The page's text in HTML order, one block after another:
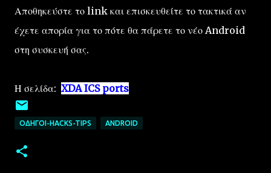
Αποθηκεύστε το link και επισκευθείτε το τακτικά αν
έχετε απορία για το πότε θα πάρετε το νέο Android
στη συσκευή σας.
Η σελίδα: XDA ICS ports
ΟΔΗΓΟΊ-HACKS-TIPS ANDROID